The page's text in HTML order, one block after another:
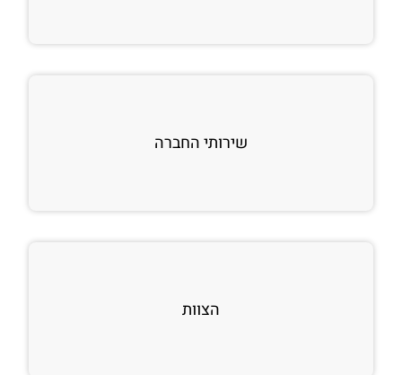
שירותי החברה
הצוות